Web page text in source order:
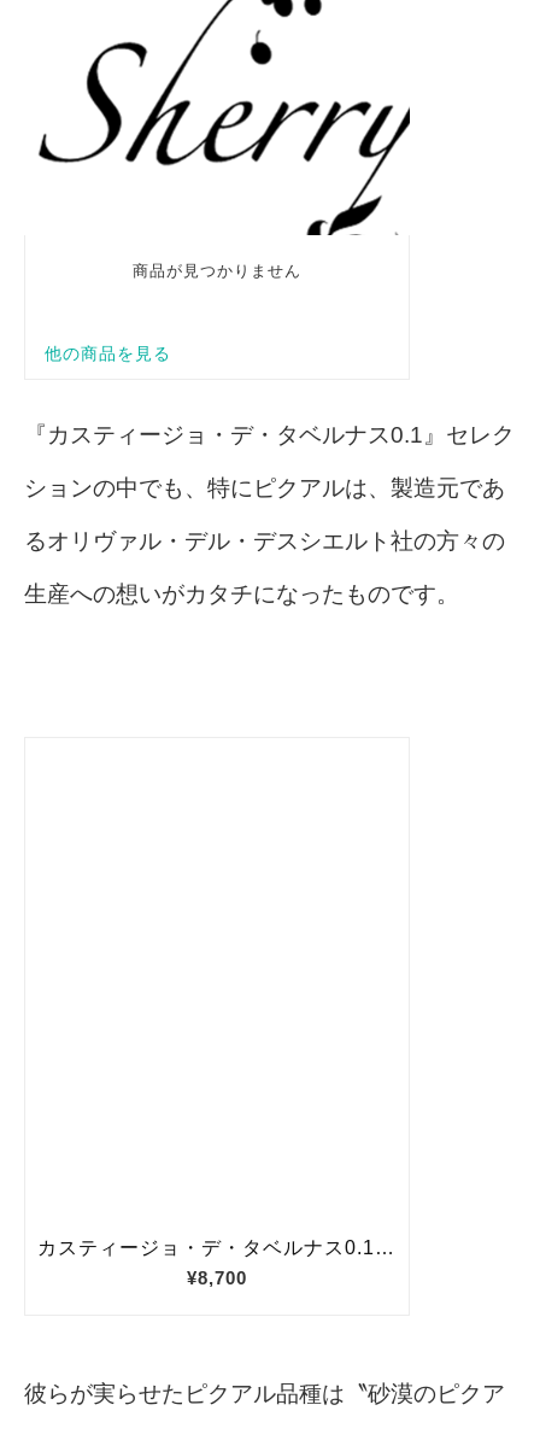
『カスティージョ・デ・タベルナス0.1』セレク
ションの中でも、特にピクアルは、製造元であ
るオリヴァル・デル・デスシエルト社の方々の
生産への想いがカタチになったものです。
彼らが実らせたピクアル品種は〝砂漠のピクア